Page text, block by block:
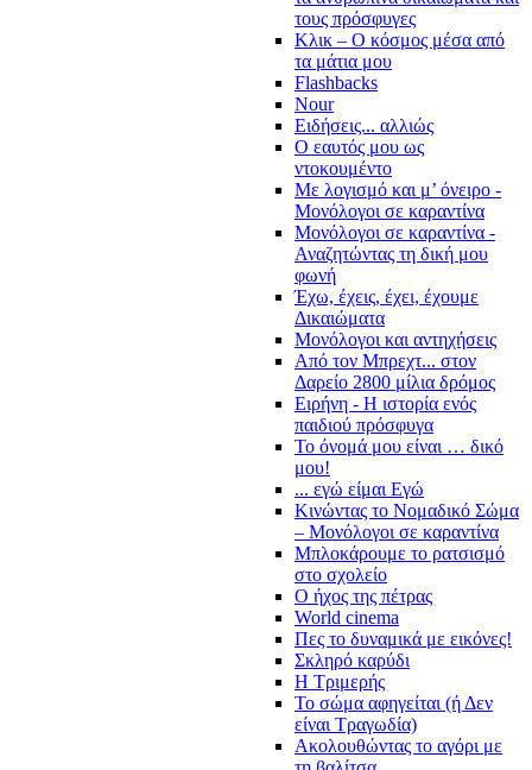
τους πρόσφυγες
Κλικ – Ο κόσμος μέσα από
τα μάτια μου
Flashbacks
Nour
Ειδήσεις... αλλιώς
Ο εαυτός μου ως
ντοκουμέντο
Με λογισμό και μ’ όνειρο -
Μονόλογοι σε καραντίνα
Μονόλογοι σε καραντίνα -
Αναζητώντας τη δική μου
φωνή
Έχω, έχεις, έχει, έχουμε
Δικαιώματα
Μονόλογοι και αντηχήσεις
Από τον Μπρεχτ... στον
Δαρείο 2800 μίλια δρόμος
Ειρήνη - Η ιστορία ενός
παιδιού πρόσφυγα
Το όνομά μου είναι … δικό
μου!
... εγώ είμαι Εγώ
Κινώντας το Νομαδικό Σώμα
– Μονόλογοι σε καραντίνα
Μπλοκάρουμε το ρατσισμό
στο σχολείο
Ο ήχος της πέτρας
World cinema
Πες το δυναμικά με εικόνες!
Σκληρό καρύδι
Η Τριμερής
Το σώμα αφηγείται (ή Δεν
είναι Τραγωδία)
Ακολουθώντας το αγόρι με